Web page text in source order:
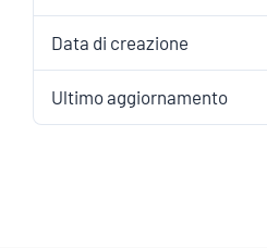
Data di creazione
Ultimo aggiornamento